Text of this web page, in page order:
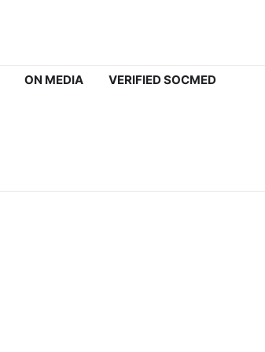
ON MEDIA VERIFIED SOCMED